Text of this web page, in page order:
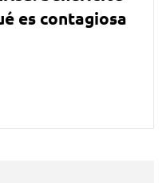
es contagiosa